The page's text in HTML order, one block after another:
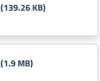
(139.26 KB)
(1.9 MB)